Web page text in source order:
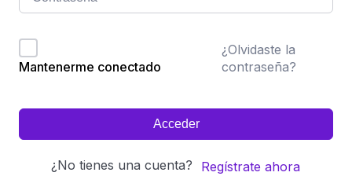
Mantenerme conectado
¿Olvidaste la
contraseña?
Acceder
¿No tienes una cuenta? Regístrate ahora